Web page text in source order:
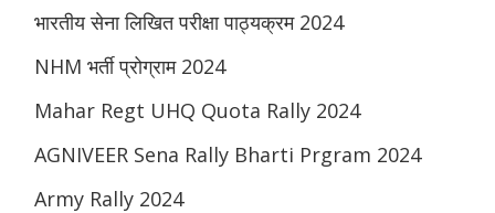
भारतीय सेना लिखित परीक्षा पाठ्यक्रम 2024
NHM भर्ती प्रोग्राम 2024
Mahar Regt UHQ Quota Rally 2024
AGNIVEER Sena Rally Bharti Prgram 2024
Army Rally 2024